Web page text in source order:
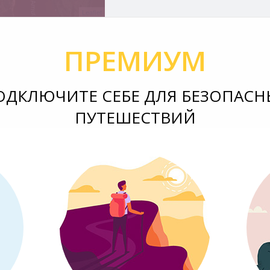
ПРЕМИУМ
СЕБЕ ДЛЯ
ПУТЕШЕСТВИЙ